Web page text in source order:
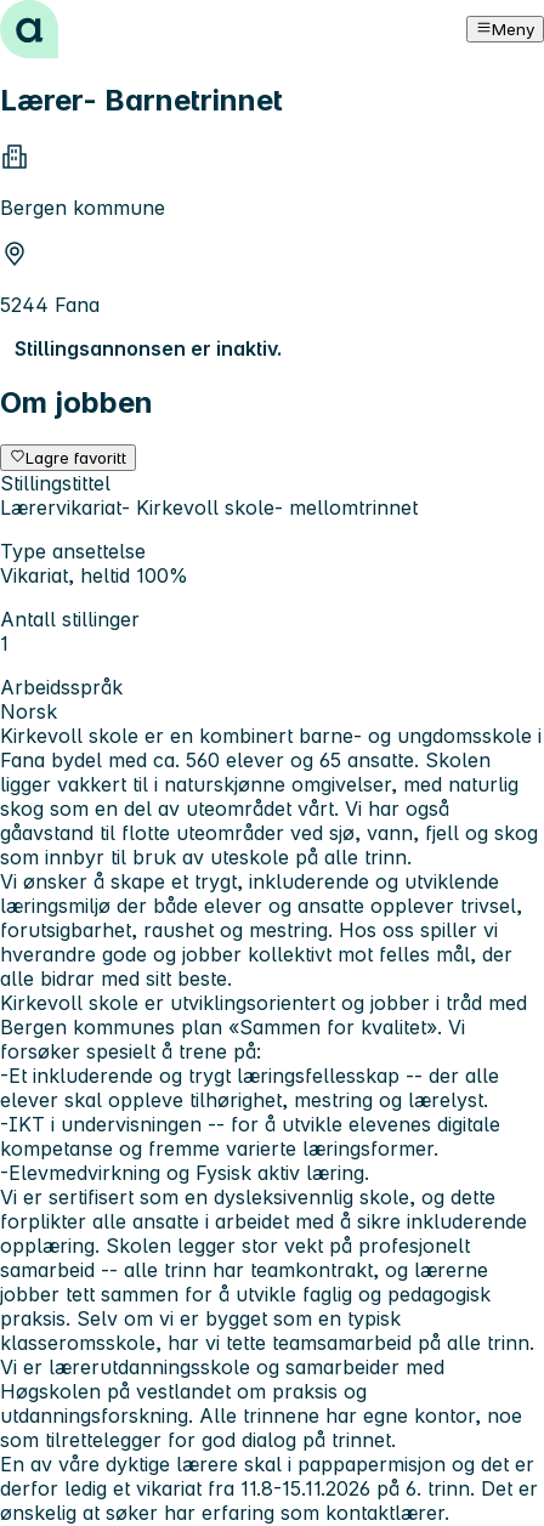
Hopp til innhold Meny
Lærer- Barnetrinnet
Bergen kommune
5244 Fana
Stillingsannonsen er inaktiv.
Om jobben
Lagre favoritt
Stillingstittel
Lærervikariat- Kirkevoll skole- mellomtrinnet
Type ansettelse
Vikariat, heltid 100%
Antall stillinger
1
Arbeidsspråk
Norsk
Kirkevoll skole er en kombinert barne- og ungdomsskole i
Fana bydel med ca. 560 elever og 65 ansatte. Skolen
ligger vakkert til i naturskjønne omgivelser, med naturlig
skog som en del av uteområdet vårt. Vi har også
gåavstand til flotte uteområder ved sjø, vann, fjell og skog
som innbyr til bruk av uteskole på alle trinn.
Vi ønsker å skape et trygt, inkluderende og utviklende
læringsmiljø der både elever og ansatte opplever trivsel,
forutsigbarhet, raushet og mestring. Hos oss spiller vi
hverandre gode og jobber kollektivt mot felles mål, der
alle bidrar med sitt beste.
Kirkevoll skole er utviklingsorientert og jobber i tråd med
Bergen kommunes plan «Sammen for kvalitet». Vi
forsøker spesielt å trene på:
-Et inkluderende og trygt læringsfellesskap -- der alle
elever skal oppleve tilhørighet, mestring og lærelyst.
-IKT i undervisningen -- for å utvikle elevenes digitale
kompetanse og fremme varierte læringsformer.
-Elevmedvirkning og Fysisk aktiv læring.
Vi er sertifisert som en dysleksivennlig skole, og dette
forplikter alle ansatte i arbeidet med å sikre inkluderende
opplæring. Skolen legger stor vekt på profesjonelt
samarbeid -- alle trinn har teamkontrakt, og lærerne
jobber tett sammen for å utvikle faglig og pedagogisk
praksis. Selv om vi er bygget som en typisk
klasseromsskole, har vi tette teamsamarbeid på alle trinn.
Vi er lærerutdanningsskole og samarbeider med
Høgskolen på vestlandet om praksis og
utdanningsforskning. Alle trinnene har egne kontor, noe
som tilrettelegger for god dialog på trinnet.
En av våre dyktige lærere skal i pappapermisjon og det er
derfor ledig et vikariat fra 11.8-15.11.2026 på 6. trinn. Det er
ønskelig at søker har erfaring som kontaktlærer.